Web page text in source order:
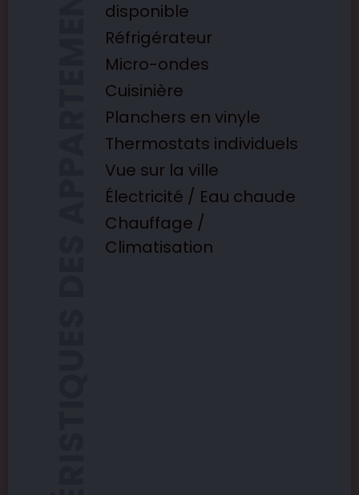
disponible
Réfrigérateur
Micro-ondes
Cuisinière
Planchers en vinyle
Thermostats individuels
Vue sur la ville
Électricité / Eau chaude
Chauffage /
Climatisation